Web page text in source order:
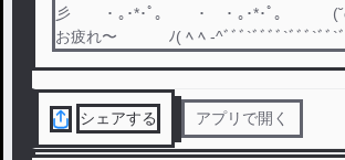
彡 ･ ｡･*･ﾟ｡ ･ ･ ｡･*･ﾟ｡
お疲れ〜 ﾉ( ﾍ ﾍ -^ﾞﾞﾞ`ﾞﾞﾞﾞ`ﾞﾞﾞ`ﾞﾞ`
シェアする アプリで開く